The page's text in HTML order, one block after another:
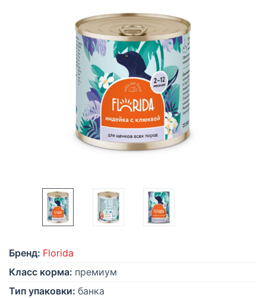
Бренд: Florida
Класс корма: премиум
Тип упаковки: банка